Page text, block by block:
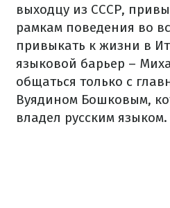
выходцу из СССР,
рамкам поведения во
привыкать к жизни в
языковой барьер –
общаться только с
Вуядином Бошковым,
владел русским языком.